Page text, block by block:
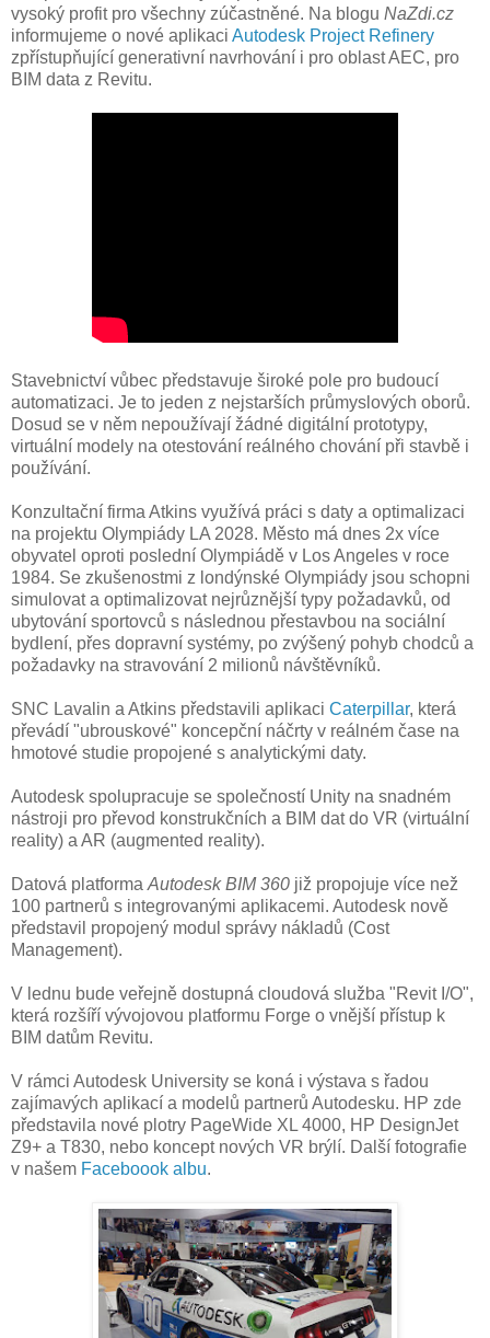
vysoký profit pro všechny zúčastněné. Na blogu NaZdi.cz
informujeme o nové aplikaci Autodesk Project Refinery
zpřístupňující generativní navrhování i pro oblast AEC, pro
BIM data z Revitu.
Stavebnictví vůbec představuje široké pole pro budoucí
automatizaci. Je to jeden z nejstarších průmyslových oborů.
Dosud se v něm nepoužívají žádné digitální prototypy,
virtuální modely na otestování reálného chování při stavbě i
používání.
Konzultační firma Atkins využívá práci s daty a optimalizaci
na projektu Olympiády LA 2028. Město má dnes 2x více
obyvatel oproti poslední Olympiádě v Los Angeles v roce
1984. Se zkušenostmi z londýnské Olympiády jsou schopni
simulovat a optimalizovat nejrůznější typy požadavků, od
ubytování sportovců s následnou přestavbou na sociální
bydlení, přes dopravní systémy, po zvýšený pohyb chodců a
požadavky na stravování 2 milionů návštěvníků.
SNC Lavalin a Atkins představili aplikaci Caterpillar, která
převádí "ubrouskové" koncepční náčrty v reálném čase na
hmotové studie propojené s analytickými daty.
Autodesk spolupracuje se společností Unity na snadném
nástroji pro převod konstrukčních a BIM dat do VR (virtuální
reality) a AR (augmented reality).
Datová platforma Autodesk BIM 360 již propojuje více než
100 partnerů s integrovanými aplikacemi. Autodesk nově
představil propojený modul správy nákladů (Cost
Management).
V lednu bude veřejně dostupná cloudová služba "Revit I/O",
která rozšíří vývojovou platformu Forge o vnější přístup k
BIM datům Revitu.
V rámci Autodesk University se koná i výstava s řadou
zajímavých aplikací a modelů partnerů Autodesku. HP zde
představila nové plotry PageWide XL 4000, HP DesignJet
Z9+ a T830, nebo koncept nových VR brýlí. Další fotografie
v našem Faceboook albu.